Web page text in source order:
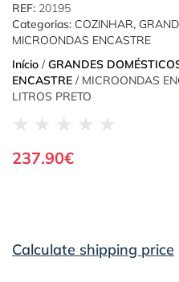
REF: 20195
Categorias: COZINHAR,
MICROONDAS ENCASTRE
Início / GRANDES
ENCASTRE / MICROONDAS
LITROS PRETO
★ ★ ★ ★ ★
237.90€
Calculate shipping price